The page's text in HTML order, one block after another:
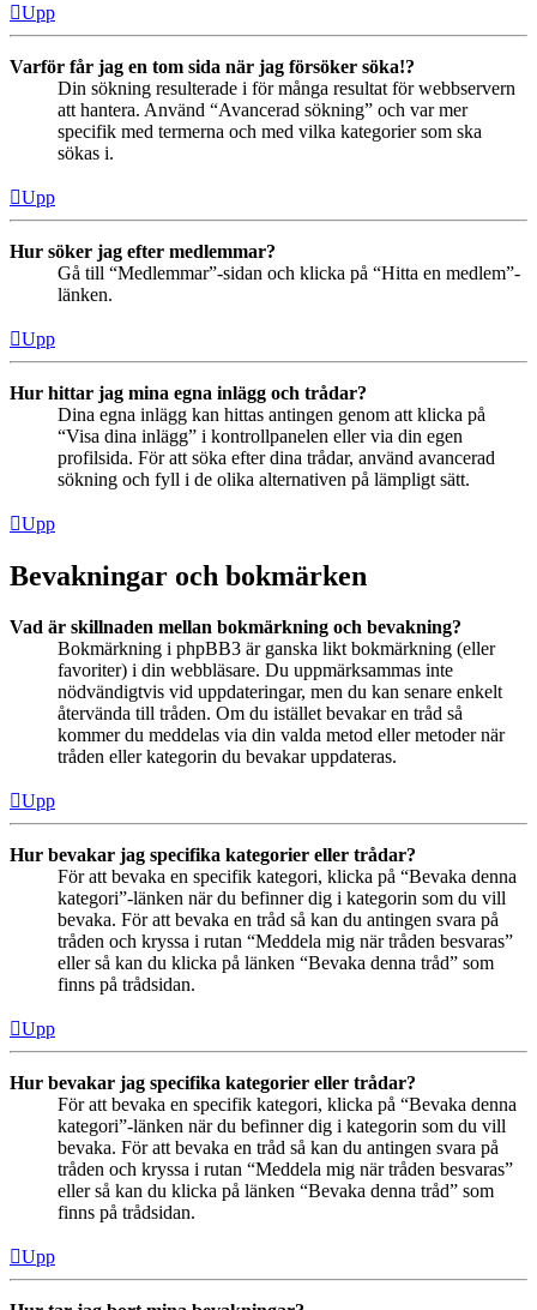
Upp
Varför får jag en tom sida när jag försöker söka!?
Din sökning resulterade i för många resultat för webbservern
att hantera. Använd “Avancerad sökning” och var mer
specifik med termerna och med vilka kategorier som ska
sökas i.
Upp
Hur söker jag efter medlemmar?
Gå till “Medlemmar”-sidan och klicka på “Hitta en medlem”-
länken.
Upp
Hur hittar jag mina egna inlägg och trådar?
Dina egna inlägg kan hittas antingen genom att klicka på
“Visa dina inlägg” i kontrollpanelen eller via din egen
profilsida. För att söka efter dina trådar, använd avancerad
sökning och fyll i de olika alternativen på lämpligt sätt.
Upp
Bevakningar och bokmärken
Vad är skillnaden mellan bokmärkning och bevakning?
Bokmärkning i phpBB3 är ganska likt bokmärkning (eller
favoriter) i din webbläsare. Du uppmärksammas inte
nödvändigtvis vid uppdateringar, men du kan senare enkelt
återvända till tråden. Om du istället bevakar en tråd så
kommer du meddelas via din valda metod eller metoder när
tråden eller kategorin du bevakar uppdateras.
Upp
Hur bevakar jag specifika kategorier eller trådar?
För att bevaka en specifik kategori, klicka på “Bevaka denna
kategori”-länken när du befinner dig i kategorin som du vill
bevaka. För att bevaka en tråd så kan du antingen svara på
tråden och kryssa i rutan “Meddela mig när tråden besvaras”
eller så kan du klicka på länken “Bevaka denna tråd” som
finns på trådsidan.
Upp
Hur bevakar jag specifika kategorier eller trådar?
För att bevaka en specifik kategori, klicka på “Bevaka denna
kategori”-länken när du befinner dig i kategorin som du vill
bevaka. För att bevaka en tråd så kan du antingen svara på
tråden och kryssa i rutan “Meddela mig när tråden besvaras”
eller så kan du klicka på länken “Bevaka denna tråd” som
finns på trådsidan.
Upp